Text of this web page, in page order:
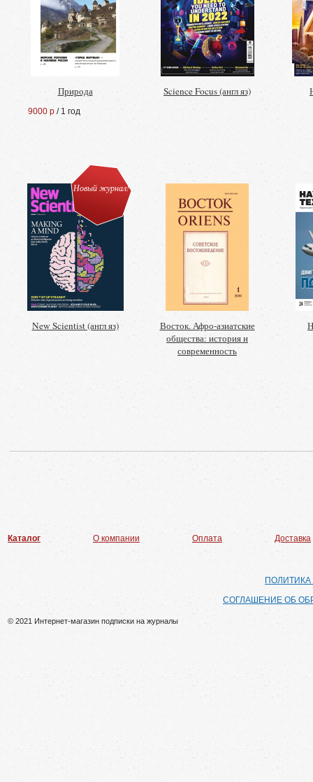
Природа
9000 р / 1 год
Science Focus (англ яз)
Новый журнал!
New Scientist (англ яз)
Восток. Афро-азиатские
общества: история и
современность
Каталог О компании Оплата Доставка
СОГЛАШЕНИЕ ОБ
© 2021 Интернет-магазин подписки на журналы